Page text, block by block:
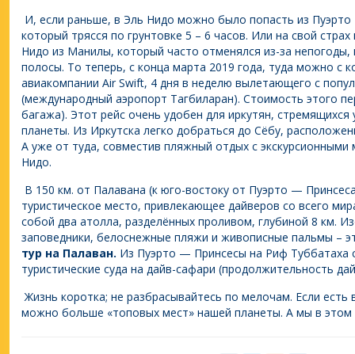
И, если раньше, в Эль Нидо можно было попасть из
который трясся по грунтовке 5 – 6 часов. Или на свой
Нидо из Манилы, который часто отменялся из-за
полосы. То теперь, с конца марта 2019 года, туда можно с
авиакомпании Air Swift, 4 дня в неделю вылетающего с
(международный аэропорт Тагбиларан). Стоимость этого
багажа). Этот рейс очень удобен для иркутян,
планеты. Из Иркутска легко добраться до Сёбу,
А уже от туда, совместив пляжный отдых с
Нидо.
В 150 км. от Палавана (к юго-востоку от Пуэрто —
туристическое место, привлекающее дайверов со всего
собой два атолла, разделённых проливом, глубиной 8 км.
заповедники, белоснежные пляжи и живописные пальмы –
тур на Палаван. Из Пуэрто — Принсесы на Риф
туристические суда на дайв-сафари (продолжительность
Жизнь коротка; не разбрасывайтесь по мелочам. Если
можно больше «топовых мест» нашей планеты. А мы в